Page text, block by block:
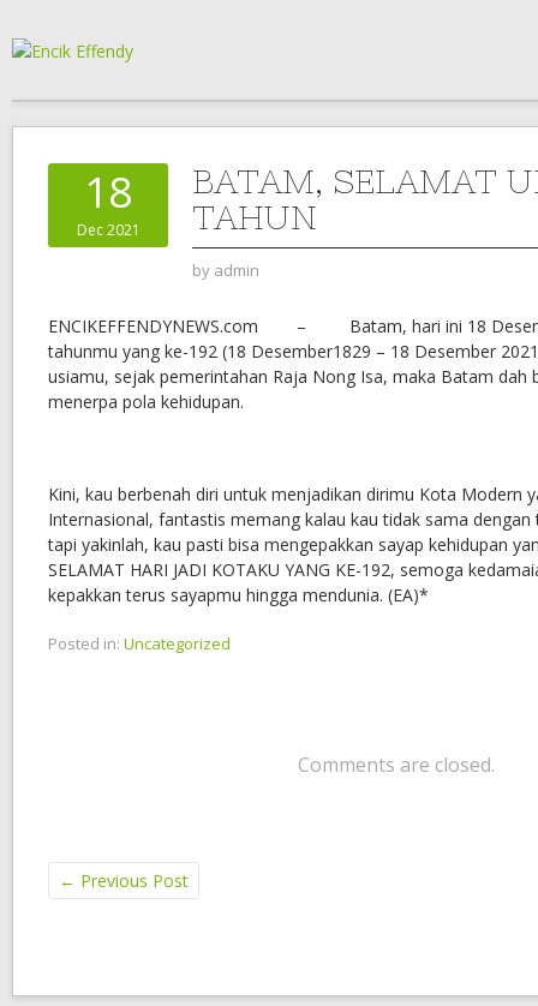
18
Dec 2021
BATAM, SELAMAT
TAHUN
by admin
ENCIKEFFENDYNEWS.com – Batam, hari ini 18
tahunmu yang ke-192 (18 Desember1829 – 18 Desember
usiamu, sejak pemerintahan Raja Nong Isa, maka Batam dah
menerpa pola kehidupan.
Kini, kau berbenah diri untuk menjadikan dirimu Kota Modern
Internasional, fantastis memang kalau kau tidak sama
tapi yakinlah, kau pasti bisa mengepakkan sayap kehidupan
SELAMAT HARI JADI KOTAKU YANG KE-192, semoga
kepakkan terus sayapmu hingga mendunia. (EA)*
Posted in: Uncategorized
Comments are closed.
← Previous Post